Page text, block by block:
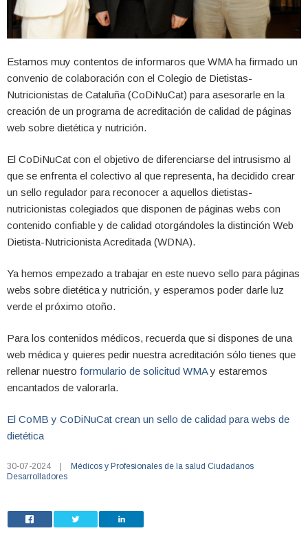
Estamos muy contentos de informaros que WMA ha firmado un
convenio de colaboración con el Colegio de Dietistas-
Nutricionistas de Cataluña (CoDiNuCat) para asesorarle en la
creación de un programa de acreditación de calidad de páginas
web sobre dietética y nutrición.
El CoDiNuCat con el objetivo de diferenciarse del intrusismo al
que se enfrenta el colectivo al que representa, ha decidido crear
un sello regulador para reconocer a aquellos dietistas-
nutricionistas colegiados que disponen de páginas webs con
contenido confiable y de calidad otorgándoles la distinción Web
Dietista-Nutricionista Acreditada (WDNA).
Ya hemos empezado a trabajar en este nuevo sello para páginas
webs sobre dietética y nutrición, y esperamos poder darle luz
verde el próximo otoño.
Para los contenidos médicos, recuerda que si dispones de una
web médica y quieres pedir nuestra acreditación sólo tienes que
rellenar nuestro formulario de solicitud WMAy estaremos
encantados de valorarla.
El CoMB y CoDiNuCat crean un sello de calidad para webs de
dietética
30-07-2024 | Médicos y Profesionales de la salud Ciudadanos
Desarrolladores